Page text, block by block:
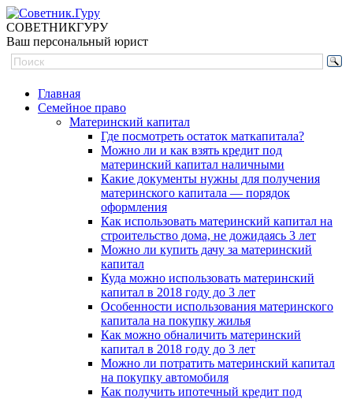
СОВЕТНИКГУРУ
Ваш персональный юрист
Главная
Семейное право
Материнский капитал
Где посмотреть остаток маткапитала?
Можно ли и как взять кредит под
материнский капитал наличными
Какие документы нужны для получения
материнского капитала — порядок
оформления
Как использовать материнский капитал на
строительство дома, не дожидаясь 3 лет
Можно ли купить дачу за материнский
капитал
Куда можно использовать материнский
капитал в 2018 году до 3 лет
Особенности использования материнского
капитала на покупку жилья
Как можно обналичить материнский
капитал в 2018 году до 3 лет
Можно ли потратить материнский капитал
на покупку автомобиля
Как получить ипотечный кредит под